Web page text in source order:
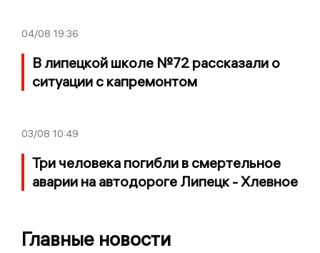
04/08 19:36
В липецкой школе №72 рассказали о
ситуации с капремонтом
03/08 10:49
Три человека погибли в смертельное
аварии на автодороге Липецк - Хлевное
Главные новости